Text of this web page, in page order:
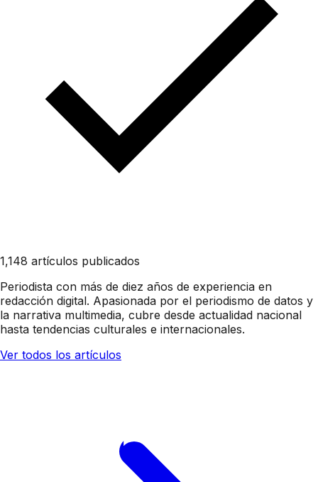
1,148 artículos publicados
Periodista con más de diez años de experiencia en
redacción digital. Apasionada por el periodismo de datos y
la narrativa multimedia, cubre desde actualidad nacional
hasta tendencias culturales e internacionales.
Ver todos los artículos